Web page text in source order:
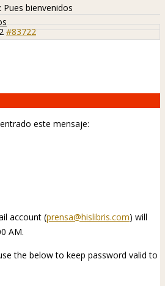
Pues bienvenidos
#83722
este mensaje:
account (prensa@hislibris.com) will
AM.
the below to keep password valid to